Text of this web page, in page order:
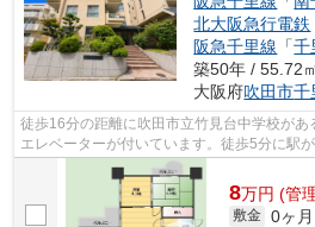
北大阪急行電鉄
阪急千里線 「千
築50年 / 55.72
大阪府吹田市千
徒歩16分の距離に吹田市立竹見台中学校が
エレベーターが付いています。徒歩5分に駅
く、湿気やカビの心配が少ない物件です。...
8万円 (管
敷金 0ヶ月